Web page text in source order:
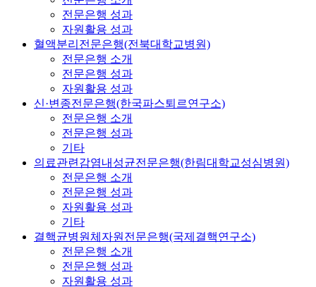
전문은행 성과
자원활용 성과
혈액분리전문은행(전북대학교병원)
전문은행 소개
전문은행 성과
자원활용 성과
신·변종전문은행(한국파스퇴르연구소)
전문은행 소개
전문은행 성과
기타
의료관련감염내성균전문은행(한림대학교성심병원)
전문은행 소개
전문은행 성과
자원활용 성과
기타
결핵균병원체자원전문은행(국제결핵연구소)
전문은행 소개
전문은행 성과
자원활용 성과